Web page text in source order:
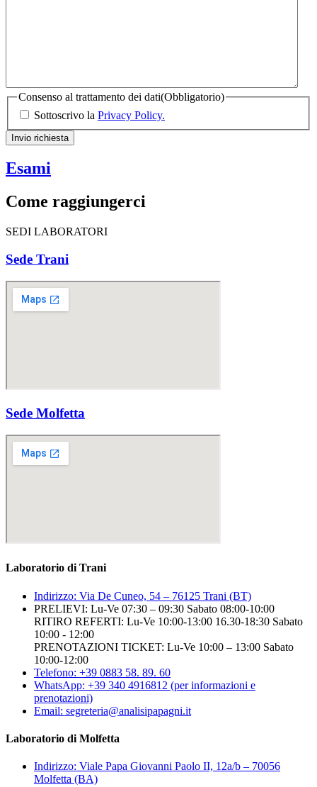
Consenso al trattamento dei dati(Obbligatorio)
Sottoscrivo la Privacy Policy.
Invio richiesta
Esami
Come raggiungerci
SEDI LABORATORI
Sede Trani
Sede Molfetta
Laboratorio di Trani
Indirizzo: Via De Cuneo, 54 – 76125 Trani (BT)
PRELIEVI: Lu-Ve 07:30 – 09:30 Sabato 08:00-10:00
RITIRO REFERTI: Lu-Ve 10:00-13:00 16.30-18:30 Sabato
10:00 - 12:00
PRENOTAZIONI TICKET: Lu-Ve 10:00 – 13:00 Sabato
10:00-12:00
Telefono: +39 0883 58. 89. 60
WhatsApp: +39 340 4916812 (per informazioni e
prenotazioni)
Email: segreteria@analisipapagni.it
Laboratorio di Molfetta
Indirizzo: Viale Papa Giovanni Paolo II, 12a/b – 70056
Molfetta (BA)